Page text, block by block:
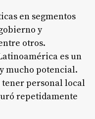
en segmentos
y
otros.
es un
mucho potencial.
tener personal local
repetidamente